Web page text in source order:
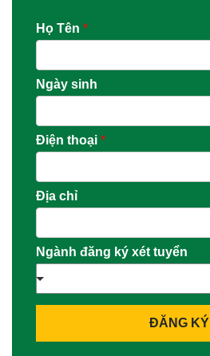
Họ Tên *
Ngày sinh
Điện thoại *
Địa chỉ
Ngành đăng ký xét tuyển
ĐĂNG KÝ